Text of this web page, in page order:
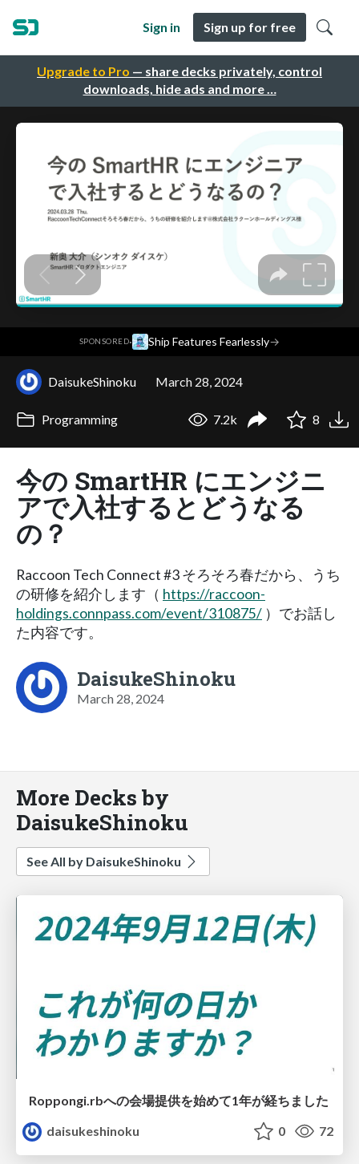
Upgrade to Pro — share decks privately, control
downloads, hide ads and more …
Sign in Sign up for free
SPONSORED· Ship Features Fearlessly→
DaisukeShinoku March 28, 2024
Programming 7.2k 8
今の SmartHR にエンジニ
アで入社するとどうなる
の？
Raccoon Tech Connect #3 そろそろ春だから、うち
の研修を紹介します（ https://raccoon-
holdings.connpass.com/event/310875/ ）でお話し
た内容です。
DaisukeShinoku
March 28, 2024
More Decks by
DaisukeShinoku
See All by DaisukeShinoku
Roppongi.rbへの会場提供を始めて1年が経ちました
daisukeshinoku
0 72